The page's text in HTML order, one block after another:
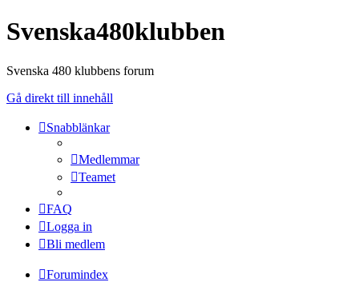
Svenska480klubben
Svenska 480 klubbens forum
Gå direkt till innehåll
Snabblänkar
Medlemmar
Teamet
FAQ
Logga in
Bli medlem
Forumindex